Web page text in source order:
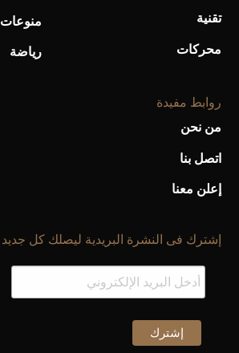
تقنية
محركات
منوعات
رياضة
روابط مفيدة
من نحن
اتصل بنا
إعلن معنا
إشترك فى النشرة البريدية ليصلك كل جديد